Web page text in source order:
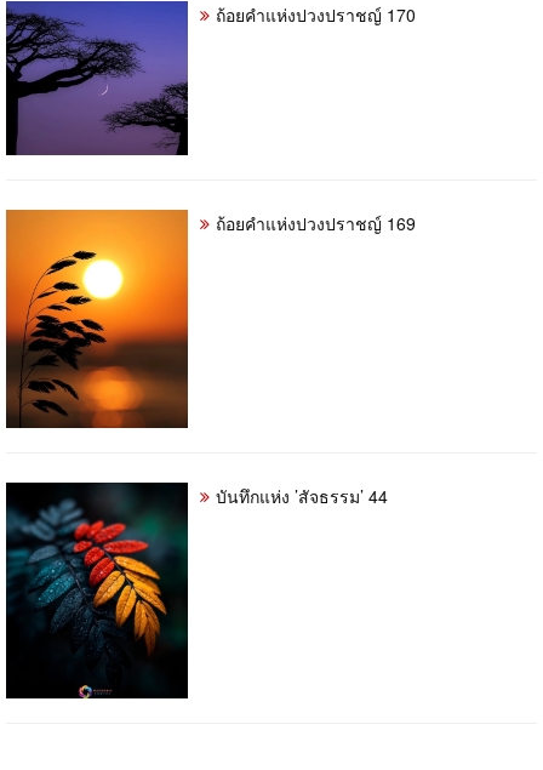
ถ้อยคำแห่งปวงปราชญ์ 170
ถ้อยคำแห่งปวงปราชญ์ 169
บันทึกแห่ง ’สัจธรรม’ 44